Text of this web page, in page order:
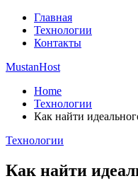
Главная
Технологии
Контакты
MustanHost
Home
Технологии
Как найти
Технологии
Как найти